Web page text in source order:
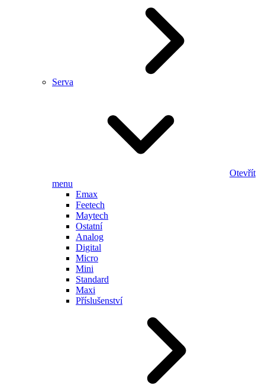
Serva
Otevřít
menu
Emax
Feetech
Maytech
Ostatní
Analog
Digital
Micro
Mini
Standard
Maxi
Příslušenství